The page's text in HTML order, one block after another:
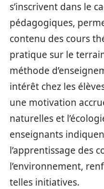
s’inscrivent dans le
pédagogiques,
contenu des cours
pratique sur le
méthode
intérêt chez les
une motivation
naturelles et
enseignants
l’apprentissage des
l’environnement,
telles initiatives.